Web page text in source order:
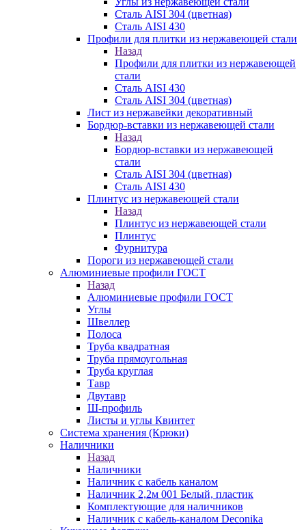
Сталь AISI 304 (цветная)
Сталь AISI 430
Профили для плитки из нержавеющей стали
Назад
Профили для плитки из нержавеющей
стали
Сталь AISI 430
Сталь AISI 304 (цветная)
Лист из нержавейки декоративный
Бордюр-вставки из нержавеющей стали
Назад
Бордюр-вставки из нержавеющей
стали
Сталь AISI 304 (цветная)
Сталь AISI 430
Плинтус из нержавеющей стали
Назад
Плинтус из нержавеющей стали
Плинтус
Фурнитура
Пороги из нержавеющей стали
Алюминиевые профили ГОСТ
Назад
Алюминиевые профили ГОСТ
Углы
Швеллер
Полоса
Труба квадратная
Труба прямоугольная
Труба круглая
Тавр
Двутавр
Ш-профиль
Листы и углы Квинтет
Система хранения (Крюки)
Наличники
Назад
Наличники
Наличник с кабель каналом
Наличник 2,2м 001 Белый, пластик
Комплектующие для наличников
Наличник с кабель-каналом Deconika